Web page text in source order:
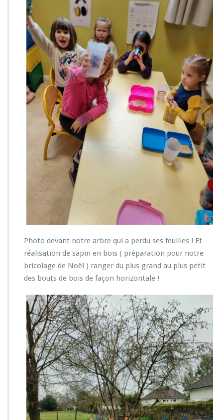
Photo devant notre arbre qui a perdu ses feuilles ! Et
réalisation de sapin en bois ( préparation pour notre
bricolage de Noël ) ranger du plus grand au plus petit
des bouts de bois de façon horizontale !